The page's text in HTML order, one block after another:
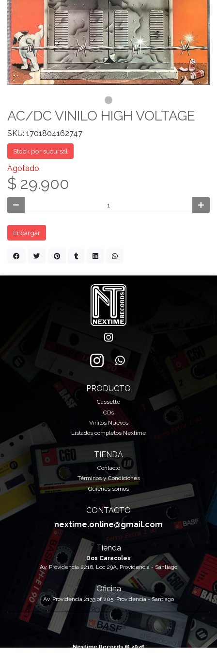
AC/DC VINILO HIGH VOLTAGE
SKU: 1701804162747
Stock por sucursal
Agotado.
$ 29.900
Encargar
PRODUCTO
Cassette
CDs
Vinilos Nuevos
Listados completos Nextime
TIENDA
Contacto
Términos y Condiciones
Quiénes somos
CONTACTO
nextime.online@gmail.com
Tienda
Dos Caracoles
Av. Providencia 2216, Loc 29A, Providencia - Santiago
Oficina
Av. Providencia 2133 of 205, Providencia - Santiago
Nextime Records © 2026